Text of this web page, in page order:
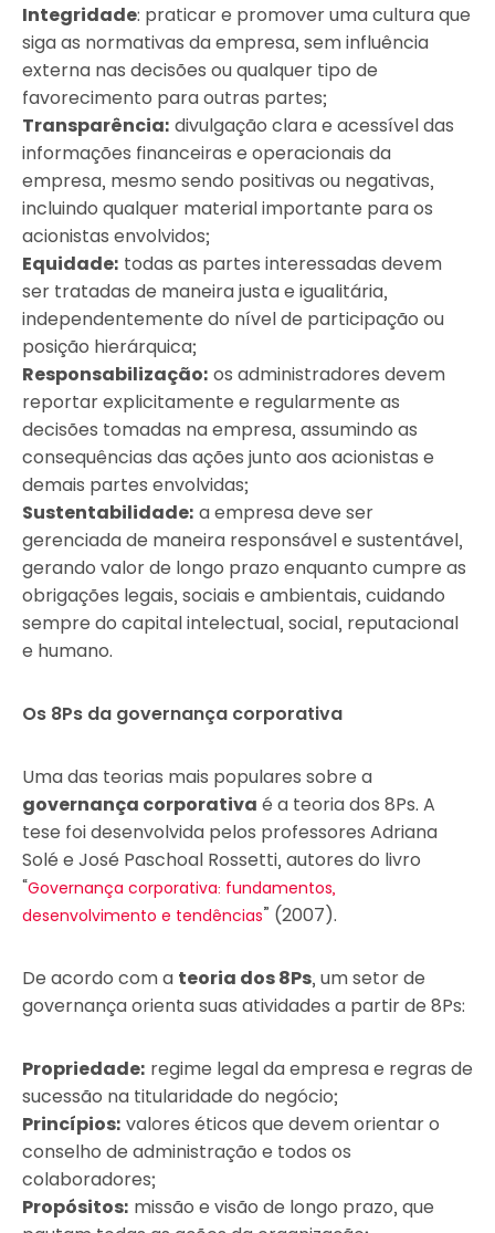
Integridade: praticar e promover uma cultura que
siga as normativas da empresa, sem influência
externa nas decisões ou qualquer tipo de
favorecimento para outras partes;
Transparência: divulgação clara e acessível das
informações financeiras e operacionais da
empresa, mesmo sendo positivas ou negativas,
incluindo qualquer material importante para os
acionistas envolvidos;
Equidade: todas as partes interessadas devem
ser tratadas de maneira justa e igualitária,
independentemente do nível de participação ou
posição hierárquica;
Responsabilização: os administradores devem
reportar explicitamente e regularmente as
decisões tomadas na empresa, assumindo as
consequências das ações junto aos acionistas e
demais partes envolvidas;
Sustentabilidade: a empresa deve ser
gerenciada de maneira responsável e sustentável,
gerando valor de longo prazo enquanto cumpre as
obrigações legais, sociais e ambientais, cuidando
sempre do capital intelectual, social, reputacional
e humano.
Os 8Ps da governança corporativa
Uma das teorias mais populares sobre a
governança corporativa é a teoria dos 8Ps. A
tese foi desenvolvida pelos professores Adriana
Solé e José Paschoal Rossetti, autores do livro
“Governança corporativa: fundamentos,
desenvolvimento e tendências” (2007).
De acordo com a teoria dos 8Ps, um setor de
governança orienta suas atividades a partir de 8Ps:
Propriedade: regime legal da empresa e regras de
sucessão na titularidade do negócio;
Princípios: valores éticos que devem orientar o
conselho de administração e todos os
colaboradores;
Propósitos: missão e visão de longo prazo, que